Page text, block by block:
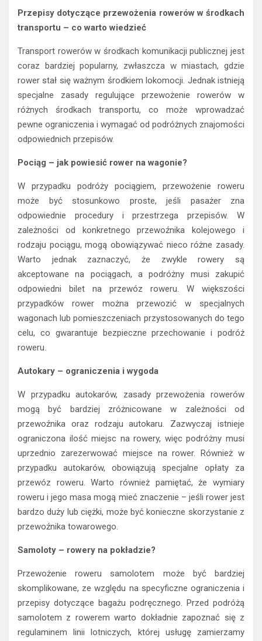
Przepisy dotyczące przewożenia rowerów w środkach
transportu – co warto wiedzieć
Transport rowerów w środkach komunikacji publicznej jest
coraz bardziej popularny, zwłaszcza w miastach, gdzie
rower stał się ważnym środkiem lokomocji. Jednak istnieją
specjalne zasady regulujące przewożenie rowerów w
różnych środkach transportu, co może wprowadzać
pewne ograniczenia i wymagać od podróżnych znajomości
odpowiednich przepisów.
Pociąg – jak powiesić rower na wagonie?
W przypadku podróży pociągiem, przewożenie roweru
może być stosunkowo proste, jeśli pasażer zna
odpowiednie procedury i przestrzega przepisów. W
zależności od konkretnego przewoźnika kolejowego i
rodzaju pociągu, mogą obowiązywać nieco różne zasady.
Warto jednak zaznaczyć, że zwykle rowery są
akceptowane na pociągach, a podróżny musi zakupić
odpowiedni bilet na przewóz roweru. W większości
przypadków rower można przewozić w specjalnych
wagonach lub pomieszczeniach przystosowanych do tego
celu, co gwarantuje bezpieczne przechowanie i podróż
roweru.
Autokary – ograniczenia i wygoda
W przypadku autokarów, zasady przewożenia rowerów
mogą być bardziej zróżnicowane w zależności od
przewoźnika oraz rodzaju autokaru. Zazwyczaj istnieje
ograniczona ilość miejsc na rowery, więc podróżny musi
uprzednio zarezerwować miejsce na rower. Również w
przypadku autokarów, obowiązują specjalne opłaty za
przewóz roweru. Warto również pamiętać, że wymiary
roweru i jego masa mogą mieć znaczenie – jeśli rower jest
bardzo duży lub ciężki, może być konieczne skorzystanie z
przewoźnika towarowego.
Samoloty – rowery na pokładzie?
Przewożenie roweru samolotem może być bardziej
skomplikowane, ze względu na specyficzne ograniczenia i
przepisy dotyczące bagażu podręcznego. Przed podróżą
samolotem z rowerem warto dokładnie zapoznać się z
regulaminem linii lotniczych, której usługę zamierzamy